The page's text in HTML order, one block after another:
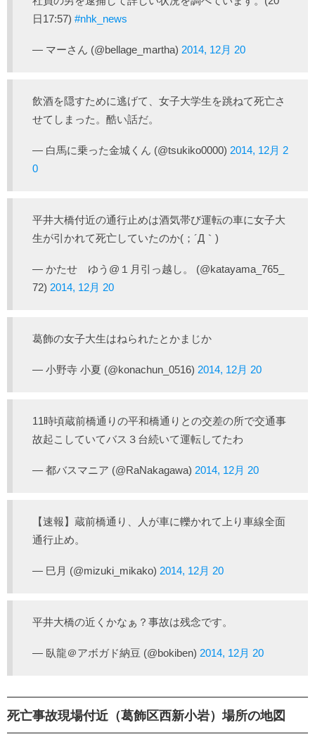
日17:57) #nhk_news
— マーさん (@bellage_martha) 2014, 12月 20
飲酒を隠すために逃げて、女子大学生を跳ねて死亡さ
せてしまった。酷い話だ。
— 白馬に乗った金城くん (@tsukiko0000) 2014, 12月 2
0
平井大橋付近の通行止めは酒気帯び運転の車に女子大
生が引かれて死亡していたのか(；´Д｀)
— かたせ ゆう@１月引っ越し。 (@katayama_765_
72) 2014, 12月 20
葛飾の女子大生はねられたとかまじか
— 小野寺 小夏 (@konachun_0516) 2014, 12月 20
11時頃蔵前橋通りの平和橋通りとの交差の所で交通事
故起こしていてバス３台続いて運転してたわ
— 都バスマニア (@RaNakagawa) 2014, 12月 20
【速報】蔵前橋通り、人が車に轢かれて上り車線全面
通行止め。
— 巳月 (@mizuki_mikako) 2014, 12月 20
平井大橋の近くかなぁ？事故は残念です。
— 臥龍＠アボガド納豆 (@bokiben) 2014, 12月 20
死亡事故現場付近（葛飾区西新小岩）場所の地図